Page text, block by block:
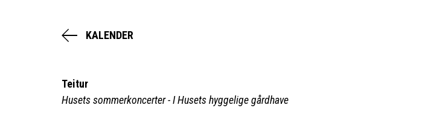
KALENDER
Teitur
Husets sommerkoncerter​ - I Husets hyggelige gårdhave